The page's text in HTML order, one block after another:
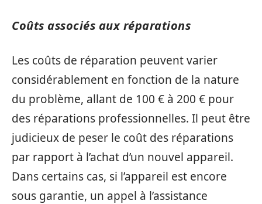
Coûts associés aux réparations
Les coûts de réparation peuvent varier
considérablement en fonction de la nature
du problème, allant de 100 € à 200 € pour
des réparations professionnelles. Il peut être
judicieux de peser le coût des réparations
par rapport à l’achat d’un nouvel appareil.
Dans certains cas, si l’appareil est encore
sous garantie, un appel à l’assistance